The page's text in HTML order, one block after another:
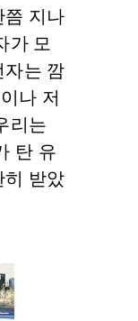
쯤 지나
가 모
자는 깜
나 저
리는
탄 유
히 받았